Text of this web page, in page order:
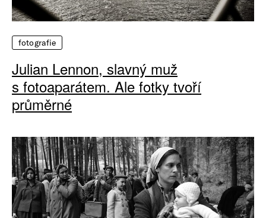
fotografie
Julian Lennon, slavný muž
s fotoaparátem. Ale fotky tvoří
průměrné